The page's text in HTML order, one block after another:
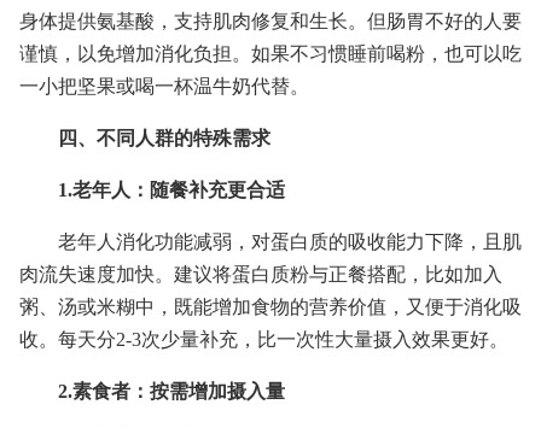
身体提供氨基酸，支持肌肉修复和生长。但肠胃不好的人要
谨慎，以免增加消化负担。如果不习惯睡前喝粉，也可以吃
一小把坚果或喝一杯温牛奶代替。
四、不同人群的特殊需求
1.老年人：随餐补充更合适
老年人消化功能减弱，对蛋白质的吸收能力下降，且肌
肉流失速度加快。建议将蛋白质粉与正餐搭配，比如加入
粥、汤或米糊中，既能增加食物的营养价值，又便于消化吸
收。每天分2-3次少量补充，比一次性大量摄入效果更好。
2.素食者：按需增加摄入量